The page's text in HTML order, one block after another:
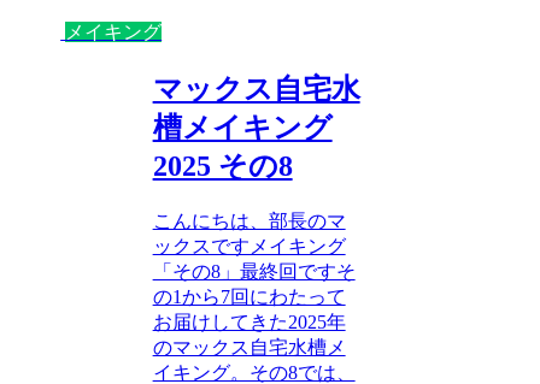
メイキング
マックス自宅水
槽メイキング
2025 その8
こんにちは、部長のマ
ックスですメイキング
「その8」最終回ですそ
の1から7回にわたって
お届けしてきた2025年
のマックス自宅水槽メ
イキング。その8では、